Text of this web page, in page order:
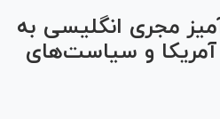
Videoمجری انگلیسی به
و سیاست‌های